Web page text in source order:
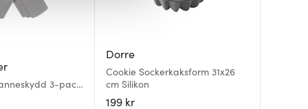
3-pack
Dorre
Cookie Sockerkaksform 31x26
cm Silikon
199 kr